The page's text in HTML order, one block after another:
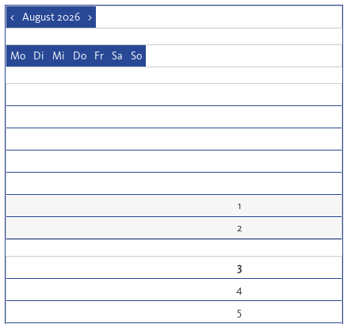
< August 2026 >
Mo Di Mi Do Fr Sa So
1
2
3
4
5